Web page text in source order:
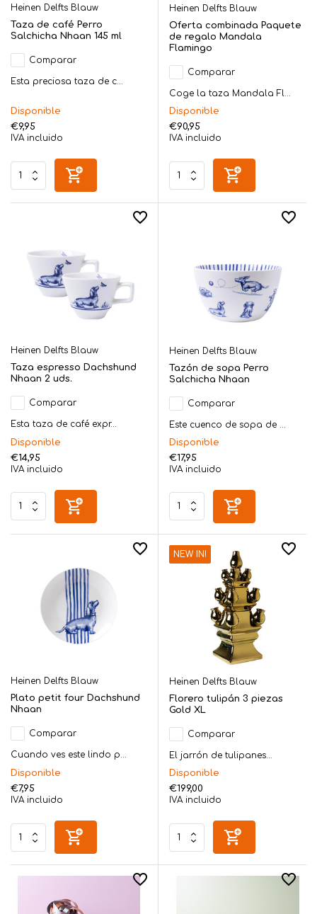
Heinen Delfts Blauw
Taza de café Perro
Salchicha Nhaan 145 ml
Comparar
Esta preciosa taza de c...
Disponible
€9,95
IVA incluido
Heinen Delfts Blauw
Oferta combinada Paquete
de regalo Mandala
Flamingo
Comparar
Coge la taza Mandala Fl...
Disponible
€90,95
IVA incluido
Heinen Delfts Blauw
Taza espresso Dachshund
Nhaan 2 uds.
Comparar
Esta taza de café expr...
Disponible
€14,95
IVA incluido
Heinen Delfts Blauw
Tazón de sopa Perro
Salchicha Nhaan
Comparar
Este cuenco de sopa de ...
Disponible
€17,95
IVA incluido
Heinen Delfts Blauw
Plato petit four Dachshund
Nhaan
Comparar
Cuando ves este lindo p...
Disponible
€7,95
IVA incluido
NEW IN!
Heinen Delfts Blauw
Florero tulipán 3 piezas
Gold XL
Comparar
El jarrón de tulipanes...
Disponible
€199,00
IVA incluido